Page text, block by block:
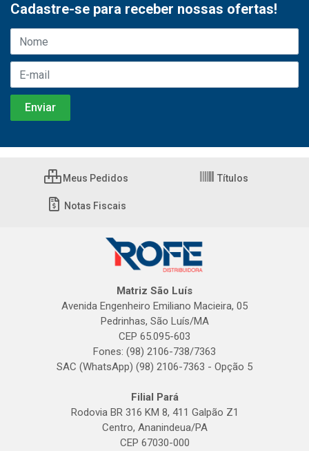
Cadastre-se para receber nossas ofertas!
Meus Pedidos Títulos
Notas Fiscais
Matriz São Luís
Avenida Engenheiro Emiliano Macieira, 05
Pedrinhas, São Luís/MA
CEP 65.095-603
Fones: (98) 2106-738/7363
SAC (WhatsApp) (98) 2106-7363 - Opção 5
Filial Pará
Rodovia BR 316 KM 8, 411 Galpão Z1
Centro, Ananindeua/PA
CEP 67030-000